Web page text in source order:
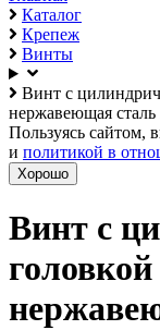
Каталог
Крепеж
Винты
Винт с
нержавеющая
Пользуясь сайтом,
и политикой в
Хорошо
Винт с